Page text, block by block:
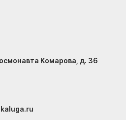
Комарова, д. 36